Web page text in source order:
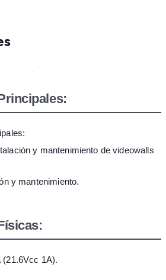
y mantenimiento de videowalls
y mantenimiento.
(21.6Vcc 1A).